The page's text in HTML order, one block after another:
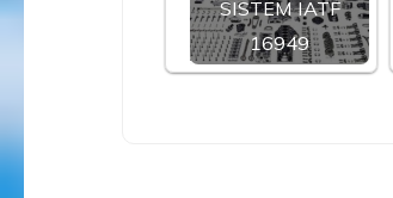
SISTEM IATF
16949